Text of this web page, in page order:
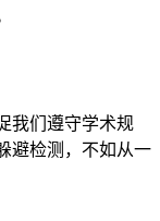
我们遵守学术规
避检测，不如从一